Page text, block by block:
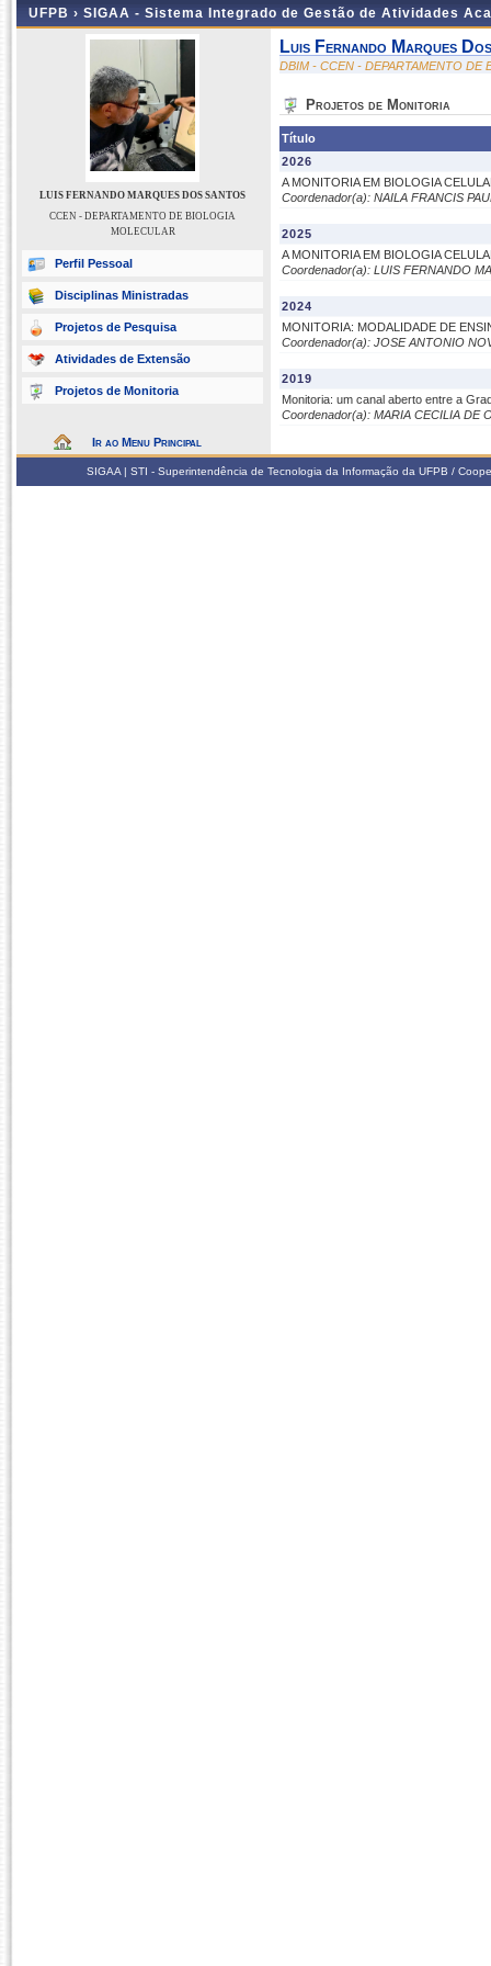
UFPB › SIGAA - Sistema Integrado de Gestão de Atividades
LUIS FERNANDO MARQUES DOS SANTOS
CCEN - DEPARTAMENTO DE BIOLOGIA
MOLECULAR
Perfil Pessoal
Disciplinas Ministradas
Projetos de Pesquisa
Atividades de Extensão
Projetos de Monitoria
Ir ao Menu Principal
Luis Fernando Marques
DBIM - CCEN - DEPARTAMENTO DE
Projetos de Monitoria
Título
2026
A MONITORIA EM BIOLOGIA
Coordenador(a): NAILA FRANCIS
2025
A MONITORIA EM BIOLOGIA
Coordenador(a): LUIS FERNANDO
2024
MONITORIA: MODALIDADE DE
Coordenador(a): JOSE ANTONIO
2019
Monitoria: um canal aberto entre a
Coordenador(a): MARIA CECILIA DE
SIGAA | STI - Superintendência de Tecnologia da Informação da UFPB /